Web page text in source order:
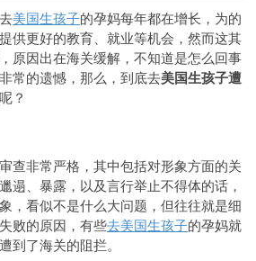
美福嘉儿
美国生孩子的孕妈每年都在增长，为的
供更好的教育、就业等机会，然而这其
原因出在海关缓解，不知道是怎么回事
常的遗憾，那么，到底去美国生孩子遭
呢？
非常严格，其中包括对形象方面的关
遢、暴露，以及言行举止不得体的话，
，看似不是什么大问题，但往往就是细
败的原因，有些去美国生孩子的孕妈就
到了海关的阻拦。